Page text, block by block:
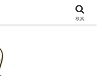
ワックスのサロン
検索